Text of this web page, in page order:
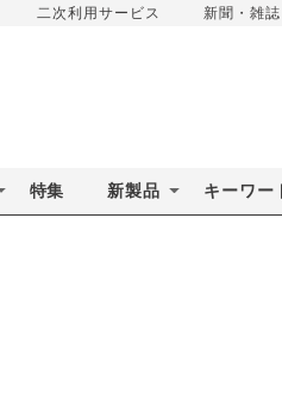
二次利用サービス 新聞・雑誌
特集 新製品 キーワー